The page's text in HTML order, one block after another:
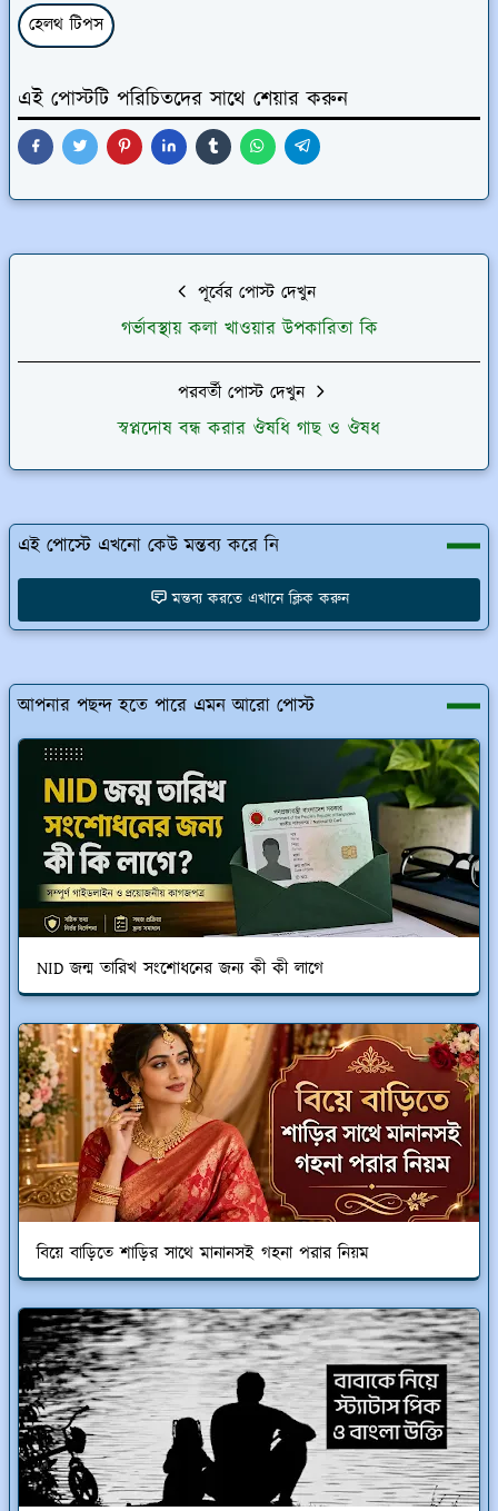
হেলথ টিপস
এই পোস্টটি পরিচিতদের সাথে শেয়ার করুন
পূর্বের পোস্ট দেখুন
গর্ভাবস্থায় কলা খাওয়ার উপকারিতা কি
পরবর্তী পোস্ট দেখুন
স্বপ্নদোষ বন্ধ করার ঔষধি গাছ ও ঔষধ
এই পোস্টে এখনো কেউ মন্তব্য করে নি
মন্তব্য করতে এখানে ক্লিক করুন
আপনার পছন্দ হতে পারে এমন আরো পোস্ট
NID জন্ম তারিখ সংশোধনের জন্য কী কী লাগে
বিয়ে বাড়িতে শাড়ির সাথে মানানসই গহনা পরার নিয়ম